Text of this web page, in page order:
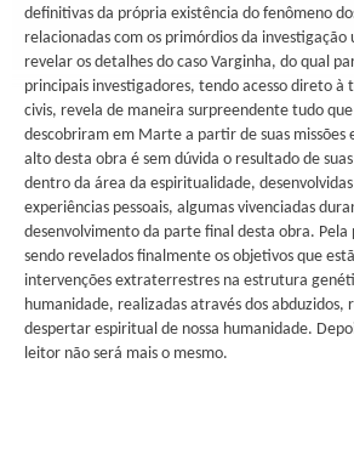
definitivas da própria existência do fenômeno
relacionadas com os primórdios da investigação
revelar os detalhes do caso Varginha, do qual
principais investigadores, tendo acesso direto à
civis, revela de maneira surpreendente tudo
descobriram em Marte a partir de suas missões
alto desta obra é sem dúvida o resultado de
dentro da área da espiritualidade,
experiências pessoais, algumas vivenciadas
desenvolvimento da parte final desta obra. Pela
sendo revelados finalmente os objetivos que
intervenções extraterrestres na estrutura
humanidade, realizadas através dos abduzidos,
despertar espiritual de nossa humanidade.
leitor não será mais o mesmo.